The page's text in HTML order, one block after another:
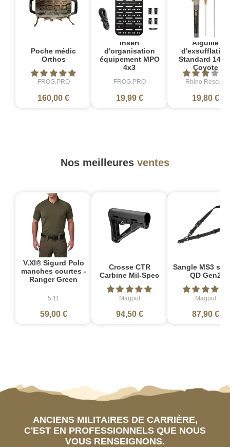
Poche médic
Orthos
FROG.PRO
160,00 €
insert
d'organisation
équipement MPO
4x3
FROG.PRO
19,99 €
Aiguille
d'exsufflation
Standard 14
Coyote
Rhino Rescue
19,80 €
Nos meilleures ventes
V.XI® Sigurd Polo
manches courtes -
Ranger Green
5.11
59,00 €
Crosse CTR
Carbine Mil-Spec
Magpul
94,50 €
Sangle MS3
QD Gen2
Magpul
87,90 €
ANCIENS MILITAIRES DE CARRIÈRE,
C'EST EN PROFESSIONNELS QUE NOUS
VOUS RENSEIGNONS.